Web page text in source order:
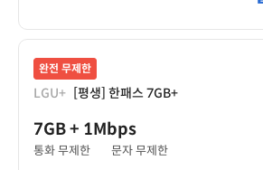
완전 무제한
LGU+ [평생] 한패스 7GB+
7GB+ 1Mbps
통화 무제한 문자 무제한